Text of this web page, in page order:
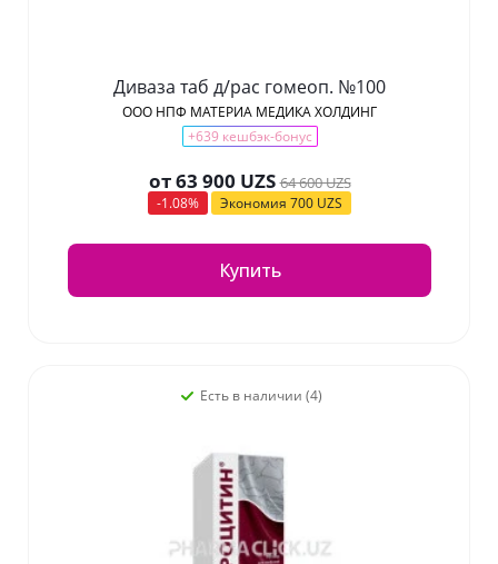
Диваза таб д/рас гомеоп. №100
ООО НПФ МАТЕРИА МЕДИКА ХОЛДИНГ
+639 кешбэк-бонус
от63 900 UZS 64 600 UZS
-1.08% Экономия 700 UZS
Купить
Есть в наличии (4)